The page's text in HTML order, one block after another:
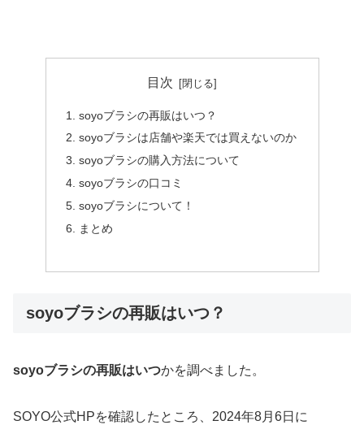
目次
soyoブラシの再販はいつ？
soyoブラシは店舗や楽天では買えないのか
soyoブラシの購入方法について
soyoブラシの口コミ
soyoブラシについて！
まとめ
soyoブラシの再販はいつ？
soyoブラシの再販はいつかを調べました。
SOYO公式HPを確認したところ、2024年8月6日に